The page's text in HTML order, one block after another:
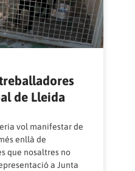
de Lleida
vol manifestar de
enllà de
que nosaltres no
a Junta